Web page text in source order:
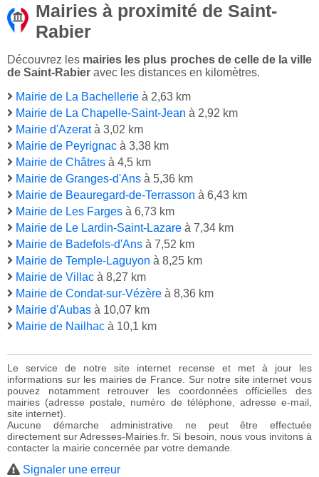
Mairies à proximité de Saint-
Rabier
Découvrez les mairies les plus proches de celle de la ville
de Saint-Rabier avec les distances en kilomètres.
Mairie de La Bachellerie à 2,63 km
Mairie de La Chapelle-Saint-Jean à 2,92 km
Mairie d'Azeratà 3,02 km
Mairie de Peyrignac à 3,38 km
Mairie de Châtres à 4,5 km
Mairie de Granges-d'Ans à 5,36 km
Mairie de Beauregard-de-Terrasson à 6,43 km
Mairie de Les Farges à 6,73 km
Mairie de Le Lardin-Saint-Lazare à 7,34 km
Mairie de Badefols-d'Ans à 7,52 km
Mairie de Temple-Laguyon à 8,25 km
Mairie de Villac à 8,27 km
Mairie de Condat-sur-Vézère à 8,36 km
Mairie d'Aubas à 10,07 km
Mairie de Nailhac à 10,1 km
Le service de notre site internet recense et met à jour les
informations sur les mairies de France. Sur notre site internet vous
pouvez notamment retrouver les coordonnées officielles des
mairies (adresse postale, numéro de téléphone, adresse e-mail,
site internet).
Aucune démarche administrative ne peut être effectuée
directement sur Adresses-Mairies.fr. Si besoin, nous vous invitons à
contacter la mairie concernée par votre demande.
Signaler une erreur